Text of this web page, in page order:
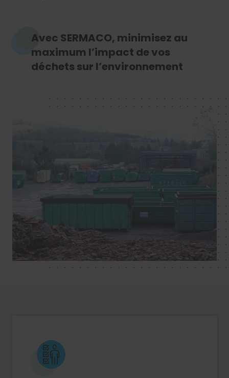
Avec SERMACO, minimisez au
maximum l’impact de vos
déchets sur l’environnement